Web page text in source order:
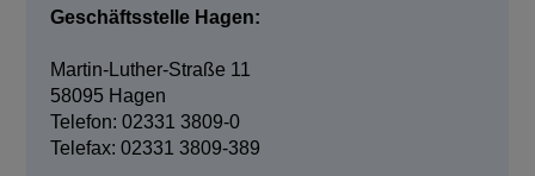
Geschäftsstelle Hagen:
Martin-Luther-Straße 11
58095 Hagen
Telefon: 02331 3809-0
Telefax: 02331 3809-389